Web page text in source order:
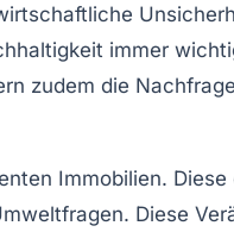
immer
zudem die
Immobilien.
Diese